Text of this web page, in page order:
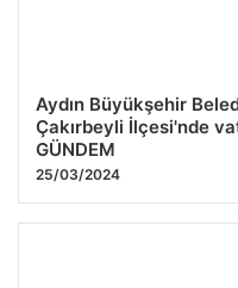
Aydın Büyükşehir
Çakırbeyli İlçesi'nde
GÜNDEM
25/03/2024